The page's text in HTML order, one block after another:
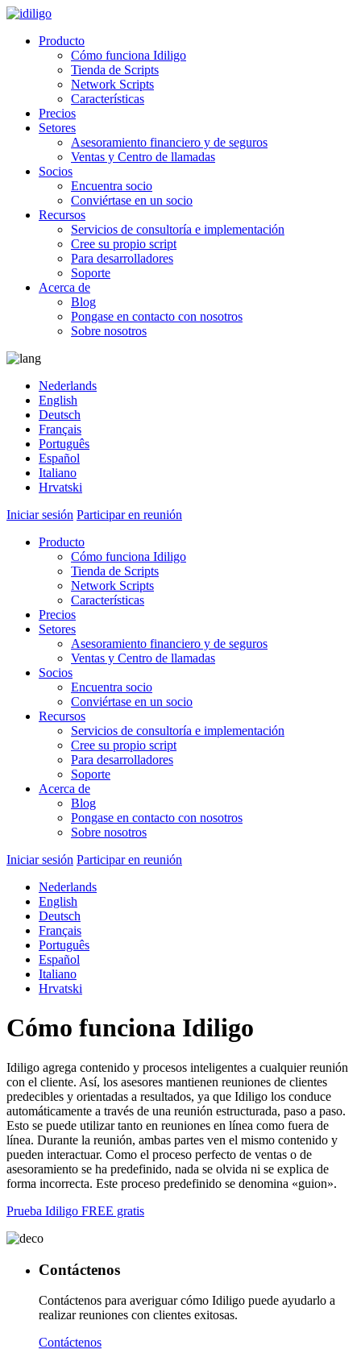
Producto
Cómo funciona Idiligo
Tienda de Scripts
Network Scripts
Características
Precios
Setores
Asesoramiento financiero y de seguros
Ventas y Centro de llamadas
Socios
Encuentra socio
Conviértase en un socio
Recursos
Servicios de consultoría e implementación
Cree su propio script
Para desarrolladores
Soporte
Acerca de
Blog
Pongase en contacto con nosotros
Sobre nosotros
Nederlands
English
Deutsch
Français
Português
Español
Italiano
Hrvatski
Iniciar sesión Participar en reunión
Producto
Cómo funciona Idiligo
Tienda de Scripts
Network Scripts
Características
Precios
Setores
Asesoramiento financiero y de seguros
Ventas y Centro de llamadas
Socios
Encuentra socio
Conviértase en un socio
Recursos
Servicios de consultoría e implementación
Cree su propio script
Para desarrolladores
Soporte
Acerca de
Blog
Pongase en contacto con nosotros
Sobre nosotros
Iniciar sesión Participar en reunión
Nederlands
English
Deutsch
Français
Português
Español
Italiano
Hrvatski
Cómo funciona Idiligo
Idiligo agrega contenido y procesos inteligentes a cualquier reunión
con el cliente. Así, los asesores mantienen reuniones de clientes
predecibles y orientadas a resultados, ya que Idiligo los conduce
automáticamente a través de una reunión estructurada, paso a paso.
Esto se puede utilizar tanto en reuniones en línea como fuera de
línea. Durante la reunión, ambas partes ven el mismo contenido y
pueden interactuar. Como el proceso perfecto de ventas o de
asesoramiento se ha predefinido, nada se olvida ni se explica de
forma incorrecta. Este proceso predefinido se denomina «guion».
Prueba Idiligo FREE gratis
Contáctenos
Contáctenos para averiguar cómo Idiligo puede ayudarlo a
realizar reuniones con clientes exitosas.
Contáctenos